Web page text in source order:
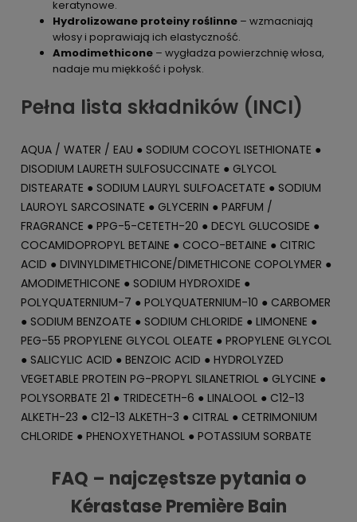
keratynowe.
Hydrolizowane proteiny roślinne – wzmacniają
włosy i poprawiają ich elastyczność.
Amodimethicone – wygładza powierzchnię włosa,
nadaje mu miękkość i połysk.
Pełna lista składników (INCI)
AQUA / WATER / EAU ● SODIUM COCOYL ISETHIONATE ●
DISODIUM LAURETH SULFOSUCCINATE ● GLYCOL
DISTEARATE ● SODIUM LAURYL SULFOACETATE ● SODIUM
LAUROYL SARCOSINATE ● GLYCERIN ● PARFUM /
FRAGRANCE ● PPG-5-CETETH-20 ● DECYL GLUCOSIDE ●
COCAMIDOPROPYL BETAINE ● COCO-BETAINE ● CITRIC
ACID ● DIVINYLDIMETHICONE/DIMETHICONE COPOLYMER ●
AMODIMETHICONE ● SODIUM HYDROXIDE ●
POLYQUATERNIUM-7 ● POLYQUATERNIUM-10 ● CARBOMER
● SODIUM BENZOATE ● SODIUM CHLORIDE ● LIMONENE ●
PEG-55 PROPYLENE GLYCOL OLEATE ● PROPYLENE GLYCOL
● SALICYLIC ACID ● BENZOIC ACID ● HYDROLYZED
VEGETABLE PROTEIN PG-PROPYL SILANETRIOL ● GLYCINE ●
POLYSORBATE 21 ● TRIDECETH-6 ● LINALOOL ● C12-13
ALKETH-23 ● C12-13 ALKETH-3 ● CITRAL ● CETRIMONIUM
CHLORIDE ● PHENOXYETHANOL ● POTASSIUM SORBATE
FAQ – najczęstsze pytania o
Kérastase Première Bain